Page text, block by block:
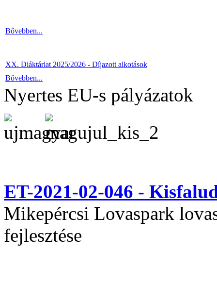
Bővebben...
XX. Diáktárlat 2025/2026 - Díjazott alkotások
Bővebben...
Nyertes EU-s pályázatok
ET-2021-02-046 -
Mikepércsi Lovaspark
fejlesztése